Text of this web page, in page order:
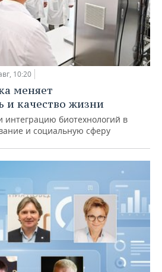
10:20
меняет
качество жизни
интеграцию биотехнологий в
и социальную сферу